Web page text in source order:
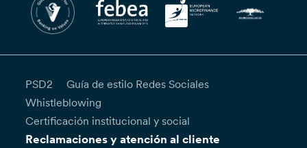
PSD2
Guía de estilo Redes Sociales
Whistleblowing
Certificación institucional y social
Reclamaciones y atención al cliente